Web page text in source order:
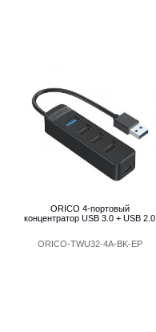
ORICO 4-портовый
концентратор USB 3.0 + USB 2.0
ORICO-TWU32-4A-BK-EP